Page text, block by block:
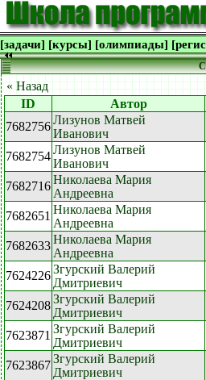
[задачи] [курсы] [олимпиады]
« Назад
ID Автор
7682756Лизунов Матвей
Иванович
7682754Лизунов Матвей
Иванович
7682716Николаева Мария
Андреевна
7682651 Николаева Мария
Андреевна
7682633Николаева Мария
Андреевна
7624226Згурский Валерий
Дмитриевич
7624208Згурский Валерий
Дмитриевич
7623871 Згурский Валерий
Дмитриевич
7623867Згурский Валерий
Дмитриевич